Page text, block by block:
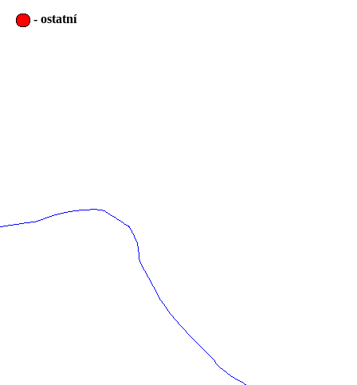
- ostatní